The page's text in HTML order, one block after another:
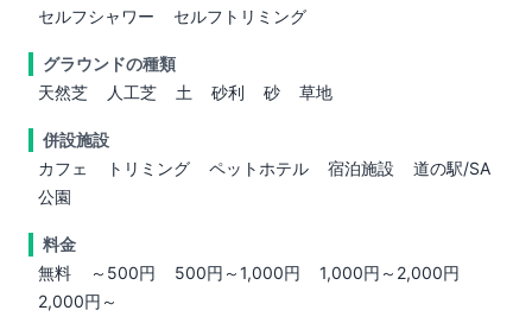
セルフシャワー
セルフトリミング
グラウンドの種類
天然芝
人工芝 土 砂利 砂 草地
併設施設
カフェ
トリミング ペットホテル 宿泊施設
道の駅/SA
公園
料金
無料
～500円 500円～1,000円
1,000円～2,000円
2,000円～